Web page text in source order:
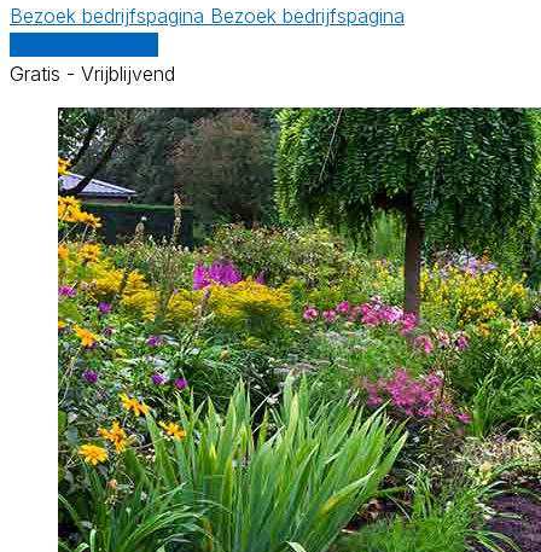
Bezoek bedrijfspagina Bezoek bedrijfspagina
Gratis - Vrijblijvend